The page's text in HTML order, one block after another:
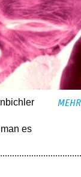
es
MEHR